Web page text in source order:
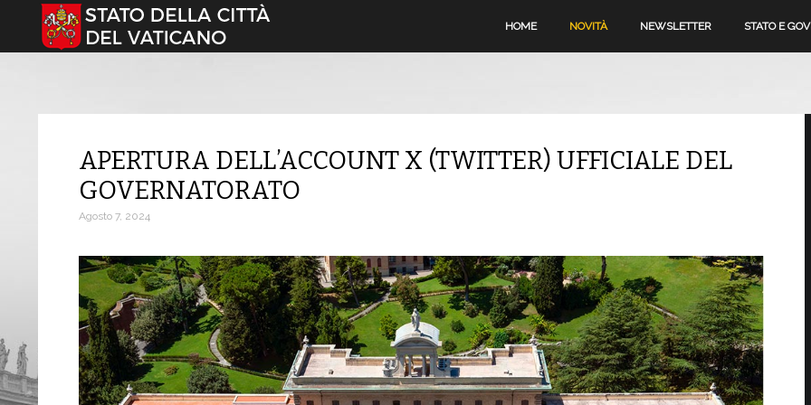
Seleziona la tua lingua HOME NOVITÀ NEWSLETTER STATO E
APERTURA DELL’ACCOUNT X (TWITTER) UFFICIALE DEL
GOVERNATORATO
Agosto 7, 2024